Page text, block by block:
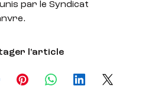
par le Syndicat
l'article